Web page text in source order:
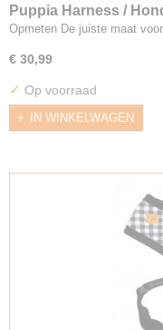
Puppia Harness /
Opmeten De juiste maat
€ 30,99
✓ Op voorraad
IN WINKELWAGEN